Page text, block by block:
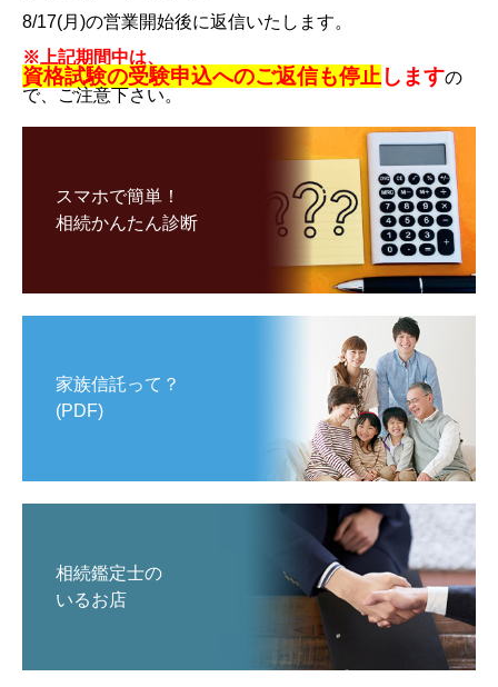
8/17(月)の営業開始後に返信いたします。
※上記期間中は、
資格試験の受験申込へのご返信も停止 しますの
で、ご注意下さい。
スマホで簡単！
相続かんたん診断
家族信託って？
(PDF)
相続鑑定士の
いるお店